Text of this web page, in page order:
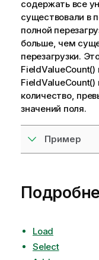
содержать все
существовали в
полной
больше, чем
перезагрузки.
количество,
значений поля.
Пример
Load
Select